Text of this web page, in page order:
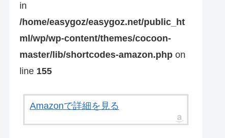
in
/home/easygoz/easygoz.net/public_ht
ml/wp/wp-content/themes/cocoon-
master/lib/shortcodes-amazon.php on
line 155
Amazonで詳細を見る